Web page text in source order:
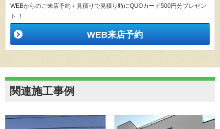
WEBからのご来店予約＋見積りで見積り時にQUOカード500円分プレゼン
ト ！
WEB来店予約
関連施工事例